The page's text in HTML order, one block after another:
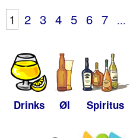
1 2 3 4 5 6 7 ...
Drinks Øl Spiritus